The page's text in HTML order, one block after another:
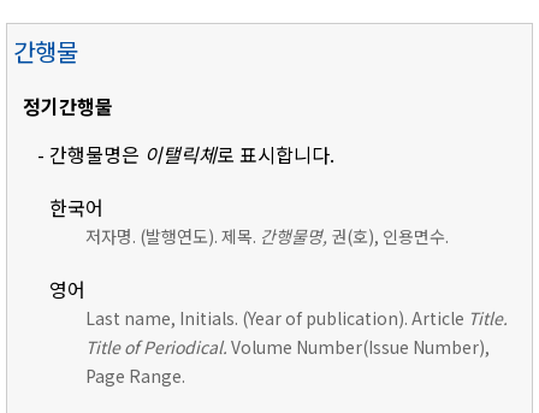
간행물
정기간행물
- 간행물명은 이탤릭체로 표시합니다.
한국어
저자명. (발행연도). 제목. 간행물명, 권(호), 인용면수.
영어
Last name, Initials. (Year of publication). Article Title.
Title of Periodical. Volume Number(Issue Number),
Page Range.